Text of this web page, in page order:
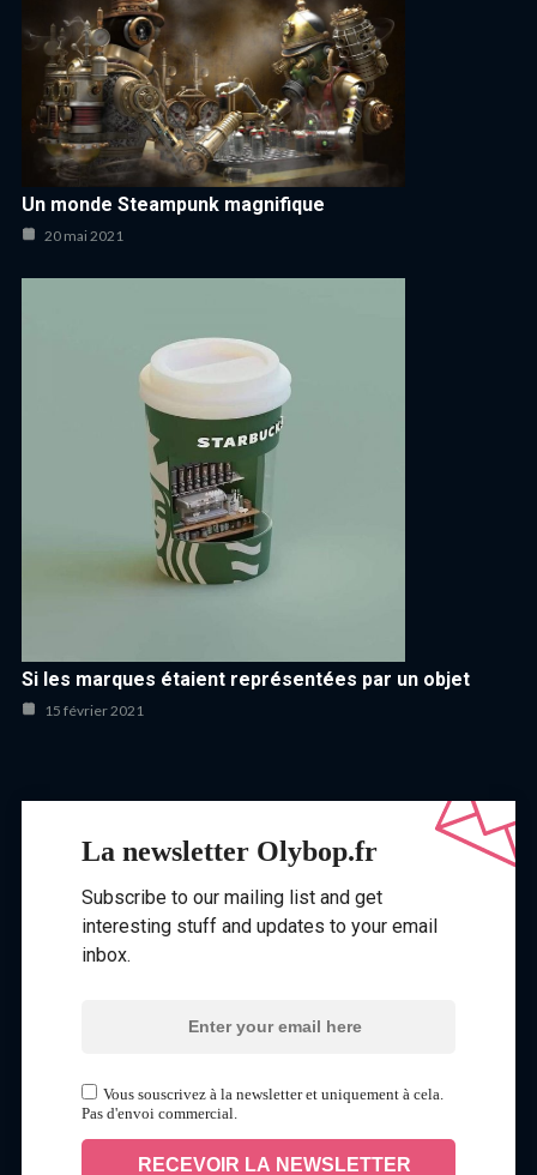
Un monde Steampunk magnifique
20 mai 2021
Si les marques étaient représentées par un objet
15 février 2021
La newsletter Olybop.fr
Subscribe to our mailing list and get
interesting stuff and updates to your email
inbox.
Vous souscrivez à la newsletter et uniquement à cela.
Pas d'envoi commercial.